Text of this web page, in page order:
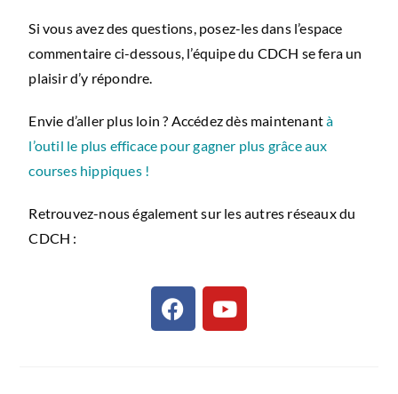
Si vous avez des questions, posez-les dans l’espace
commentaire ci-dessous, l’équipe du CDCH se fera un
plaisir d’y répondre.
Envie d’aller plus loin ? Accédez dès maintenantà
l’outil le plus efficace pour gagner plus grâce aux
courses hippiques !
Retrouvez-nous également sur les autres réseaux du
CDCH :